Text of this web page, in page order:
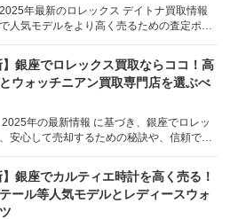
年最新のロレックス デイトナ買取情報
人気モデルをより高く売るための査定ポイ
専門店の知見を交えて徹底解説します。 /*
=== 共通CSS (色設定調整) === */ b...
】銀座でロレックス買取ならココ！高
ウォッチニアン買取専門店を選ぶべ
年の最新情報 に基づき、銀座でロレッ
安心して売却するための秘訣や、信頼でき
通CSS (色設定調整) === */ body { font-famil...
】銀座でカルティエ時計を高く売る！
ール等人気モデルとレディースウォ